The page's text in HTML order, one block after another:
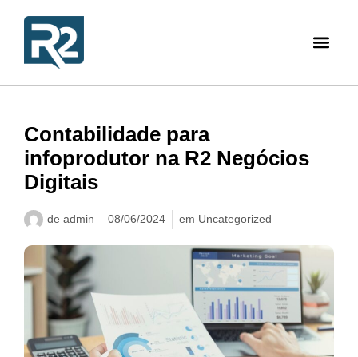
Contabilidade para
infoprodutor na R2 Negócios
Digitais
de admin 08/06/2024 em Uncategorized